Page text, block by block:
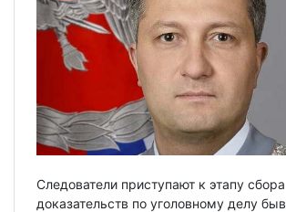
Следователи приступают к этапу сбора
доказательств по уголовному делу